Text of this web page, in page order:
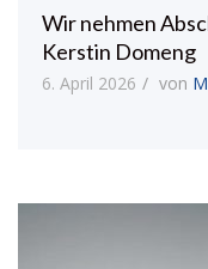
Wir nehmen
Kerstin Domeng
6. April 2026 von